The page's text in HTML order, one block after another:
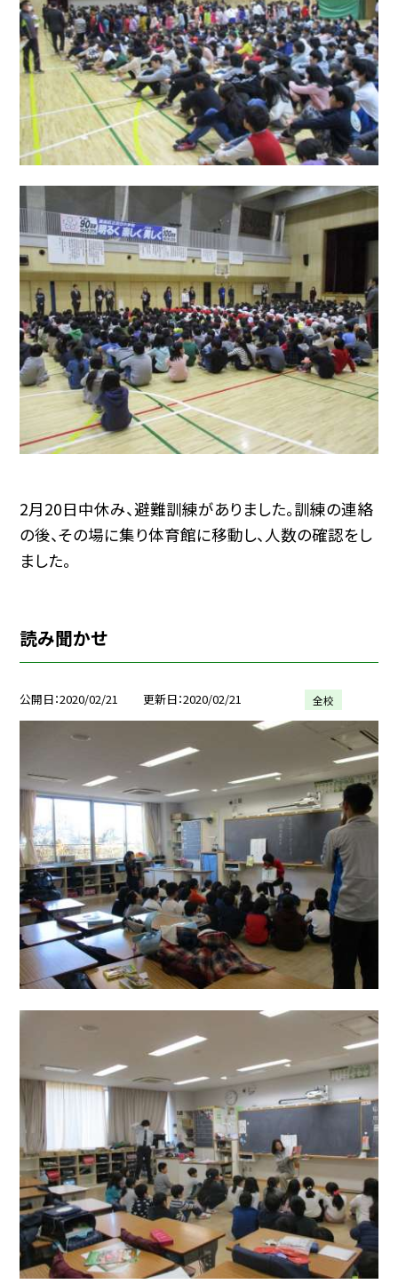
2月20日中休み、避難訓練がありました。訓練の連絡
の後、その場に集り体育館に移動し、人数の確認をし
ました。
読み聞かせ
公開日 2020/02/21 更新日 2020/02/21 全校